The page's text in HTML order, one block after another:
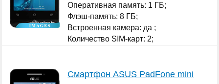
Оперативная память: 1 ГБ;
Флэш-память: 8 ГБ;
Встроенная камера: да ;
Количество SIM-карт: 2;
Смартфон ASUS PadFone mini